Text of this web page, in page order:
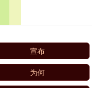
宣布
为何